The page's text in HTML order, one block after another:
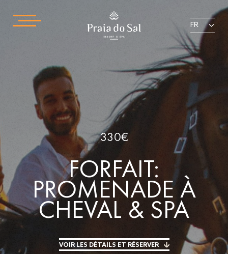
FR
330€
FORFAIT:
PROMENADE À
CHEVAL & SPA
VOIR LES DÉTAILS ET RÉSERVER